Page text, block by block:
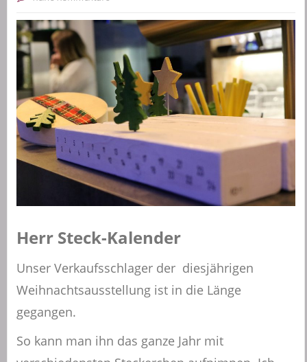
Herr Steck-Kalender
Unser Verkaufsschlager der diesjährigen
Weihnachtsausstellung ist in die Länge
gegangen.
So kann man ihn das ganze Jahr mit